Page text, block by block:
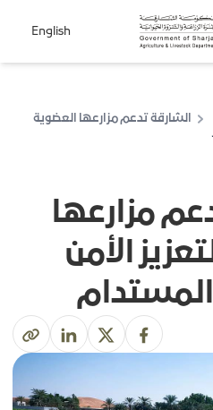
English
الشارقة تدعم مزارعها العضوية
مزارعها
الأمن